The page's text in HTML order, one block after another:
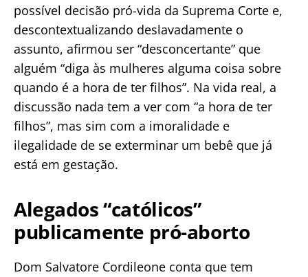
possível decisão pró-vida da Suprema Corte e,
descontextualizando deslavadamente o
assunto, afirmou ser “desconcertante” que
alguém “diga às mulheres alguma coisa sobre
quando é a hora de ter filhos”. Na vida real, a
discussão nada tem a ver com “a hora de ter
filhos”, mas sim com a imoralidade e
ilegalidade de se exterminar um bebê que já
está em gestação.
Alegados “católicos”
publicamente pró-aborto
Dom Salvatore Cordileone conta que tem